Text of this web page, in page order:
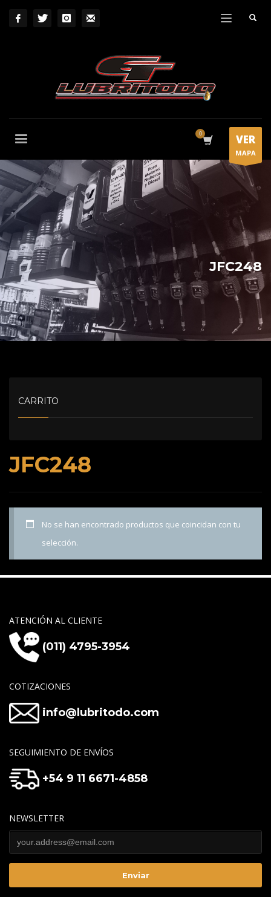
VER
MAPA
JFC248
JFC248
No se han encontrado productos que coincidan con tu
selección.
CARRITO
ATENCIÓN AL CLIENTE
(011) 4795-3954
COTIZACIONES
info@lubritodo.com
SEGUIMIENTO DE ENVÍOS
+54 9 11 6671-4858
NEWSLETTER